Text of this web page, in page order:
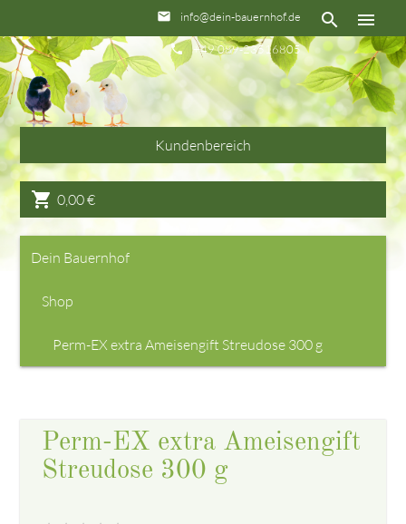
menu
search
email info@dein-bauernhof.de
phone +49 089-23516805
Kundenbereich
shopping_cart 0,00€
Dein Bauernhof
Shop
Perm-EX extra Ameisengift Streudose 300 g
Perm-EX extra Ameisengift
Streudose 300 g